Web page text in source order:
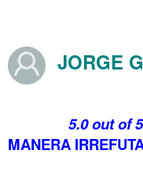
JORGE
5.0 out
MANERA